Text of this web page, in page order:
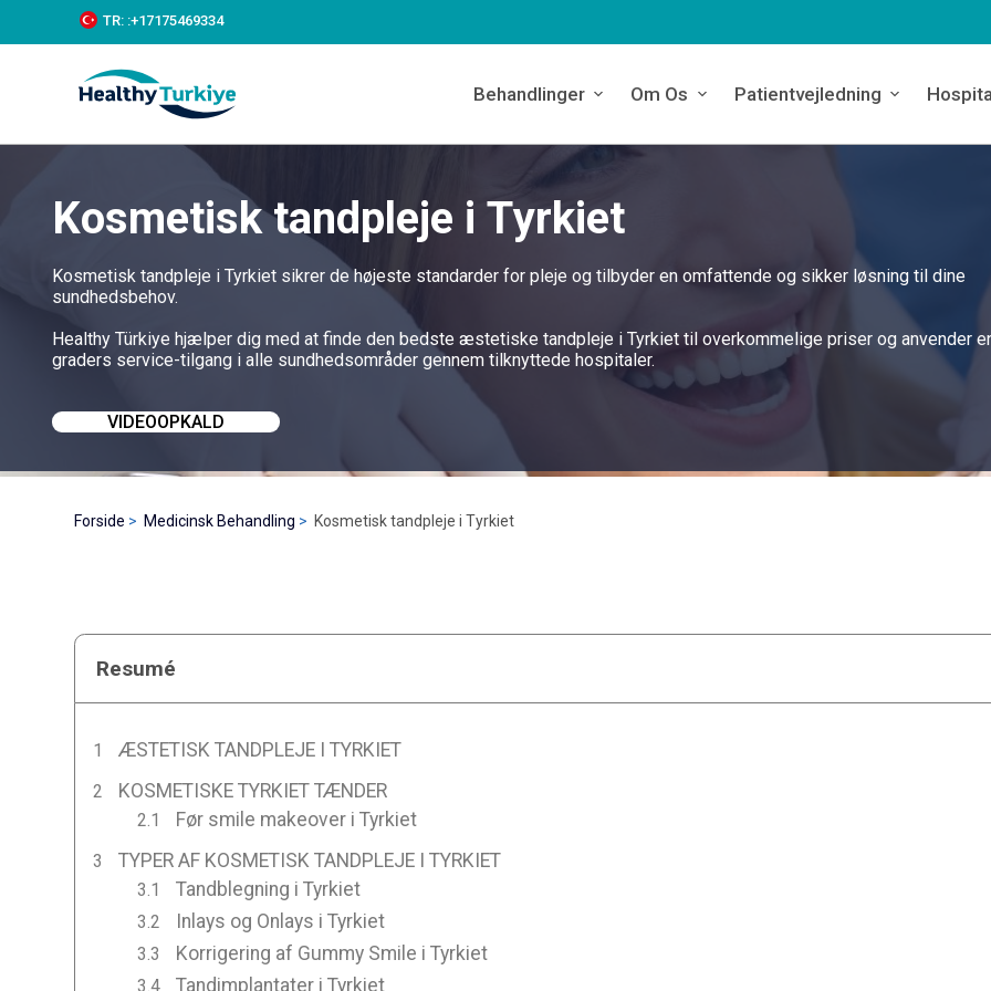
k
c
TR: :+‪17175469334‬
Behandlinger Om Os Patientvejledning
Kosmetisk tandpleje i Tyrkiet
Kosmetisk tandpleje i Tyrkiet sikrer de højeste standarder for pleje og tilbyder en omfattende og sikker løsning til dine
sundhedsbehov.
Healthy Türkiye hjælper dig med at finde den bedste æstetiske tandpleje i Tyrkiet til overkommelige priser og anvender
graders service-tilgang i alle sundhedsområder gennem tilknyttede hospitaler.
VIDEOOPKALD
Forside Medicinsk Behandling Kosmetisk tandpleje i Tyrkiet
Resumé
ÆSTETISK TANDPLEJE I TYRKIET
KOSMETISKE TYRKIET TÆNDER
Før smile makeover i Tyrkiet
TYPER AF KOSMETISK TANDPLEJE I TYRKIET
Tandblegning i Tyrkiet
Inlays og Onlays i Tyrkiet
Korrigering af Gummy Smile i Tyrkiet
Tandimplantater i Tyrkiet